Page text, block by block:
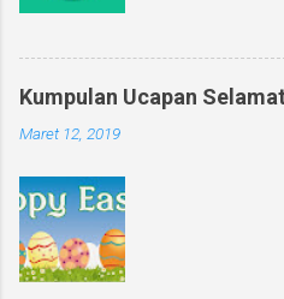
Kumpulan Ucapan
Maret 12, 2019